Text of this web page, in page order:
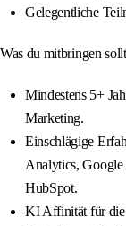
Gelegentliche
Was du mitbringen
Mindestens 5+
Marketing.
Einschlägige
Analytics,
HubSpot.
KI Affinität für die